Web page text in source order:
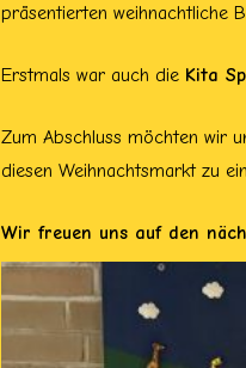
präsentierten weihnachtliche
Erstmals war auch die Kita
Zum Abschluss möchten wir
diesen Weihnachtsmarkt zu
Wir freuen uns auf den